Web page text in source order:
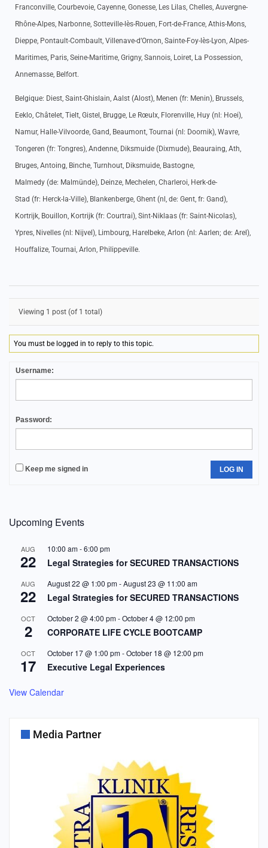
Franconville, Courbevoie, Cayenne, Gonesse, Les Lilas, Chelles, Auvergne-
Rhône-Alpes, Narbonne, Sotteville-lès-Rouen, Fort-de-France, Athis-Mons,
Dieppe, Pontault-Combault, Villenave-d’Ornon, Sainte-Foy-lès-Lyon, Alpes-
Maritimes, Paris, Seine-Maritime, Grigny, Sannois, Loiret, La Possession,
Annemasse, Belfort.
Belgique: Diest, Saint-Ghislain, Aalst (Alost), Menen (fr: Menin), Brussels,
Eeklo, Châtelet, Tielt, Gistel, Brugge, Le Rœulx, Florenville, Huy (nl: Hoei),
Namur, Halle-Vilvoorde, Gand, Beaumont, Tournai (nl: Doornik), Wavre,
Tongeren (fr: Tongres), Andenne, Diksmuide (Dixmude), Beauraing, Ath,
Bruges, Antoing, Binche, Turnhout, Diksmuide, Bastogne,
Malmedy (de: Malmünde), Deinze, Mechelen, Charleroi, Herk-de-
Stad (fr: Herck-la-Ville), Blankenberge, Ghent (nl, de: Gent, fr: Gand),
Kortrijk, Bouillon, Kortrijk (fr: Courtrai), Sint-Niklaas (fr: Saint-Nicolas),
Ypres, Nivelles (nl: Nijvel), Limbourg, Harelbeke, Arlon (nl: Aarlen; de: Arel),
Houffalize, Tournai, Arlon, Philippeville.
Viewing 1 post (of 1 total)
You must be logged in to reply to this topic.
Username:
Password:
Keep me signed in LOG IN
Upcoming Events
AUG
22
10:00 am-6:00 pm
Legal Strategies for SECURED TRANSACTIONS
AUG
22
August 22 @ 1:00 pm-August 23 @ 11:00 am
Legal Strategies for SECURED TRANSACTIONS
OCT
2
October 2 @ 4:00 pm-October 4 @ 12:00 pm
CORPORATE LIFE CYCLE BOOTCAMP
OCT
17
October 17 @ 1:00 pm-October 18 @ 12:00 pm
Executive Legal Experiences
View Calendar
Media Partner